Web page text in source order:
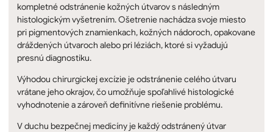
kompletné odstránenie kožných útvarov s následným
histologickým vyšetrením. Ošetrenie nachádza svoje miesto
pri pigmentových znamienkach, kožných nádoroch, opakovane
dráždených útvaroch alebo pri léziách, ktoré si vyžadujú
presnú diagnostiku.
Výhodou chirurgickej excízie je odstránenie celého útvaru
vrátane jeho okrajov, čo umožňuje spoľahlivé histologické
vyhodnotenie a zároveň definitívne riešenie problému.
V duchu bezpečnej medicíny je každý odstránený útvar